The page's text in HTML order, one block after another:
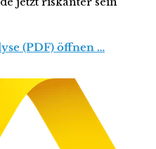
(PDF) öffnen …